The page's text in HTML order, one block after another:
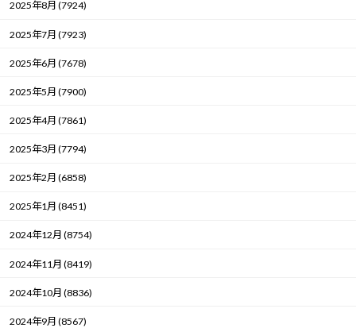
2025年8月 (7924)
2025年7月 (7923)
2025年6月 (7678)
2025年5月 (7900)
2025年4月 (7861)
2025年3月 (7794)
2025年2月 (6858)
2025年1月 (8451)
2024年12月 (8754)
2024年11月 (8419)
2024年10月 (8836)
2024年9月 (8567)